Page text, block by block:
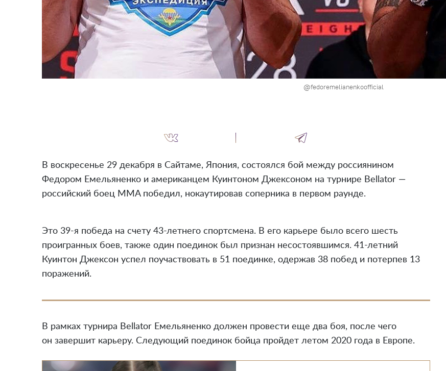
@fedoremelianenkoofficial
В воскресенье 29 декабря в Сайтаме, Япония, состоялся бой между россиянином
Федором Емельяненко и американцем Куинтоном Джексоном на турнире Bellator —
российский боец MMA победил, нокаутировав соперника в первом раунде.
Это 39-я победа на счету 43-летнего спортсмена. В его карьере было всего шесть
проигранных боев, также один поединок был признан несостоявшимся. 41-летний
Куинтон Джексон успел поучаствовать в 51 поединке, одержав 38 побед и потерпев 13
поражений.
В рамках турнира Bellator Емельяненко должен провести еще два боя, после чего
он завершит карьеру. Следующий поединок бойца пройдет летом 2020 года в Европе.